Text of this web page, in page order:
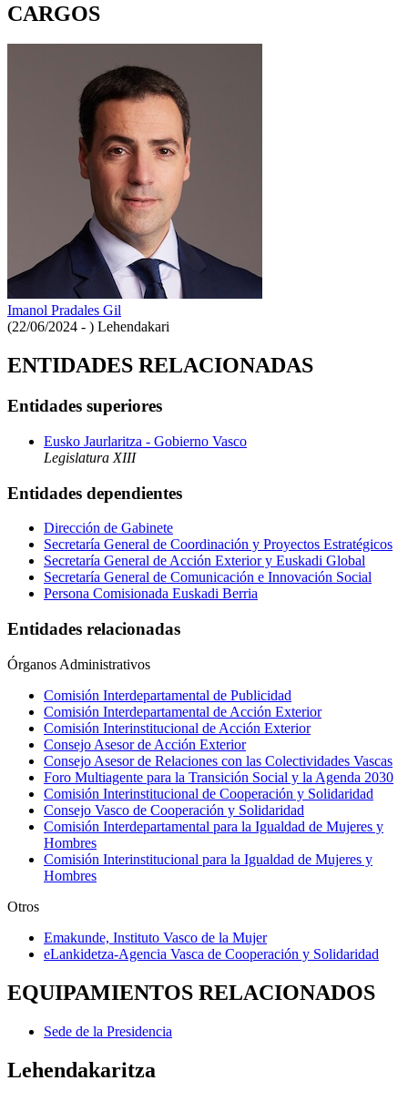
CARGOS
Imanol Pradales Gil
(22/06/2024 - ) Lehendakari
ENTIDADES RELACIONADAS
Entidades superiores
Eusko Jaurlaritza - Gobierno Vasco
Legislatura XIII
Entidades dependientes
Dirección de Gabinete
Secretaría General de Coordinación y Proyectos Estratégicos
Secretaría General de Acción Exterior y Euskadi Global
Secretaría General de Comunicación e Innovación Social
Persona Comisionada Euskadi Berria
Entidades relacionadas
Órganos Administrativos
Comisión Interdepartamental de Publicidad
Comisión Interdepartamental de Acción Exterior
Comisión Interinstitucional de Acción Exterior
Consejo Asesor de Acción Exterior
Consejo Asesor de Relaciones con las Colectividades Vascas
Foro Multiagente para la Transición Social y la Agenda 2030
Comisión Interinstitucional de Cooperación y Solidaridad
Consejo Vasco de Cooperación y Solidaridad
Comisión Interdepartamental para la Igualdad de Mujeres y
Hombres
Comisión Interinstitucional para la Igualdad de Mujeres y
Hombres
Otros
Emakunde, Instituto Vasco de la Mujer
eLankidetza-Agencia Vasca de Cooperación y Solidaridad
EQUIPAMIENTOS RELACIONADOS
Sede de la Presidencia
Lehendakaritza